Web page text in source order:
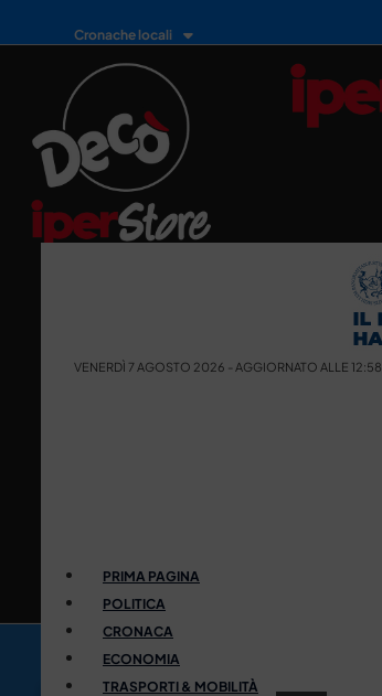
Cronache locali
VENERDÌ 7 AGOSTO 2026 - AGGIORNATO ALLE 12:58
PRIMA PAGINA
POLITICA
CRONACA
ECONOMIA
TRASPORTI & MOBILITÀ